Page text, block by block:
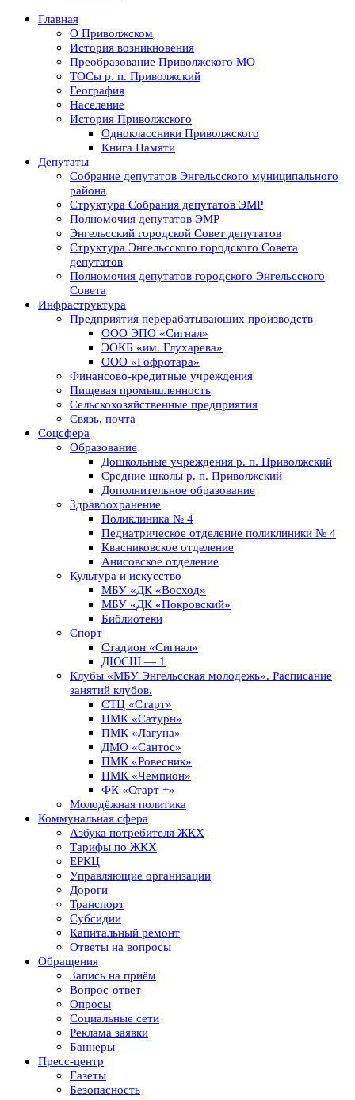
Главная
О Приволжском
История возникновения
Преобразование Приволжского МО
ТОСы р. п. Приволжский
География
Население
История Приволжского
Одноклассники Приволжского
Книга Памяти
Депутаты
Собрание депутатов Энгельсского муниципального
района
Структура Собрания депутатов ЭМР
Полномочия депутатов ЭМР
Энгельсский городской Совет депутатов
Структура Энгельсского городского Совета
депутатов
Полномочия депутатов городского Энгельсского
Совета
Инфраструктура
Предприятия перерабатывающих производств
ООО ЭПО «Сигнал»
ЭОКБ «им. Глухарева»
ООО «Гофротара»
Финансово-кредитные учреждения
Пищевая промышленность
Сельскохозяйственные предприятия
Связь, почта
Соцсфера
Образование
Дошкольные учреждения р. п. Приволжский
Средние школы р. п. Приволжский
Дополнительное образование
Здравоохранение
Поликлиника № 4
Педиатрическое отделение поликлиники № 4
Квасниковское отделение
Анисовское отделение
Культура и искусство
МБУ «ДК «Восход»
МБУ «ДК «Покровский»
Библиотеки
Спорт
Стадион «Сигнал»
ДЮСШ — 1
Клубы «МБУ Энгельсская молодежь». Расписание
занятий клубов.
СТЦ «Старт»
ПМК «Сатурн»
ПМК «Лагуна»
ДМО «Сантос»
ПМК «Ровесник»
ПМК «Чемпион»
ФК «Старт +»
Молодёжная политика
Коммунальная сфера
Азбука потребителя ЖКХ
Тарифы по ЖКХ
ЕРКЦ
Управляющие организации
Дороги
Транспорт
Субсидии
Капитальный ремонт
Ответы на вопросы
Обращения
Запись на приём
Вопрос-ответ
Опросы
Социальные сети
Реклама заявки
Баннеры
Пресс-центр
Газеты
Безопасность